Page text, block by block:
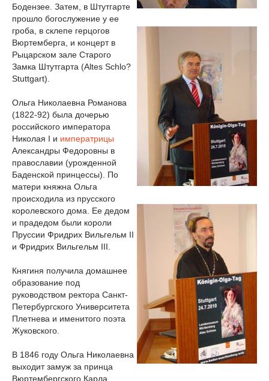
Бодензее. Затем, в Штутгарте
прошло богослужение у ее
гроба, в склепе герцогов
Вюртемберга, и концерт в
Рыцарском зале Старого
Замка Штутгарта (Altes Schlo?
Stuttgart).
Ольга Николаевна Романова
(1822-92) была дочерью
российского императора
Николая I и императрицы
Александры Федоровны в
православии (урожденной
Баденской принцессы). По
матери княжна Ольга
происходила из прусского
королевского дома. Ее дедом
и прадедом были короли
Пруссии Фридрих Вильгельм II
и Фридрих Вильгельм III.
Княгиня получила домашнее
образование под
руководством ректора Санкт-
Петербургского Университета
Плетнева и именитого поэта
Жуковского.
В 1846 году Ольга Николаевна
выходит замуж за принца
Вюртембергского Карла,